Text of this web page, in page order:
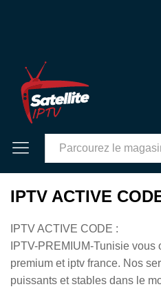
IPTV ACTIVE
IPTV ACTIVE CODE :
IPTV-PREMIUM-Tunisie
premium et iptv france. Nos
puissants et stables dans le